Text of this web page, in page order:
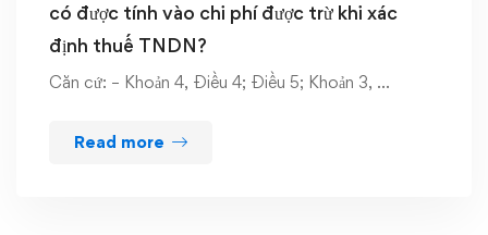
có được tính vào chi phí được trừ khi xác
định thuế TNDN?
Căn cứ: – Khoản 4, Điều 4; Điều 5; Khoản 3, …
Read more